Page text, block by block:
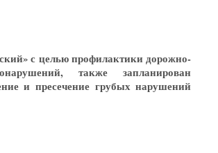
с целью профилактики дорожно-
также запланирован
и пресечение грубых нарушений